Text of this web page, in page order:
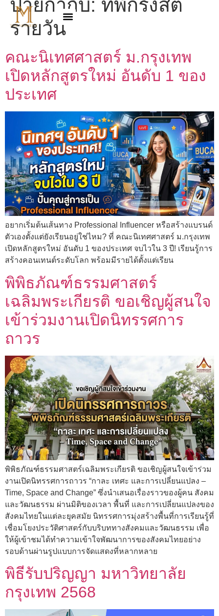
ป้ายกำกับ: ที่พักรังสิต
รายวัน
คณะนิเทศศาสตร์ ม.กรุงเทพ
เปิดหลักสูตรใหม่ อันดับ 1 ของ
ประเทศ
อยากเริ่มต้นเส้นทาง Professional Influencer หรือสร้างแบรนด์
ตัวเองตั้งแต่ยังเรียนอยู่ใช่ไหม? ที่ คณะนิเทศศาสตร์ ม.กรุงเทพ
เปิดหลักสูตรใหม่ อันดับ 1 ของประเทศ จบไวใน 3 ปี! เรียนรู้การ
สร้างคอนเทนต์ระดับโลก พร้อมมีรายได้ตั้งแต่เรียน
พิพิธภัณฑ์ธรรมศาสตร์
เฉลิมพระเกียรติ ขอเชิญผู้สนใจ
เข้าร่วมงานเปิดนิทรรศการ
ถาวร
พิพิธภัณฑ์ธรรมศาสตร์เฉลิมพระเกียรติ ขอเชิญผู้สนใจเข้าร่วม
งานเปิดนิทรรศการถาวร “กาละ เทศะ และการเปลี่ยนแปลง –
Time, Space and Change” ซึ่งนำเสนอเรื่องราวของผู้คน สังคม
และวัฒนธรรม ผ่านมิติของเวลา พื้นที่ และการเปลี่ยนแปลงของ
สังคมไทยในแต่ละยุคสมัย นิทรรศการมุ่งสร้างพื้นที่การเรียนรู้ที่
เชื่อมโยงประวัติศาสตร์กับบริบททางสังคมและวัฒนธรรม เพื่อ
ให้ผู้เข้าชมได้ทำความเข้าใจพัฒนาการของสังคมไทยอย่าง
รอบด้านผ่านรูปแบบการจัดแสดงที่หลากหลาย
พิธีรับปริญญา มหาวิทยาลัย
กรุงเทพ 2568